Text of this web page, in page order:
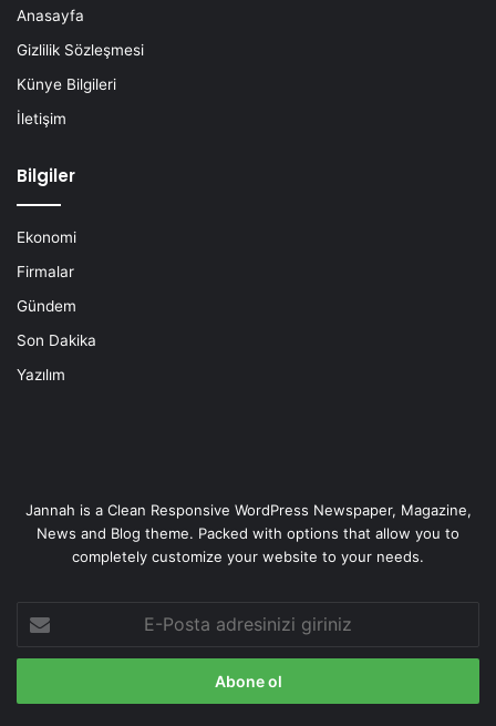
Anasayfa
Gizlilik Sözleşmesi
Künye Bilgileri
İletişim
Bilgiler
Ekonomi
Firmalar
Gündem
Son Dakika
Yazılım
Jannah is a Clean Responsive WordPress Newspaper, Magazine,
News and Blog theme. Packed with options that allow you to
completely customize your website to your needs.
Posta
adresinizi